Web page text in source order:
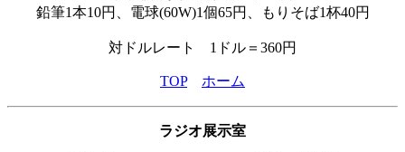
鉛筆1本10円、電球(60W)1個65円、もりそば1杯40円
対ドルレート 1ドル＝360円
TOP ホーム
ラジオ展示室